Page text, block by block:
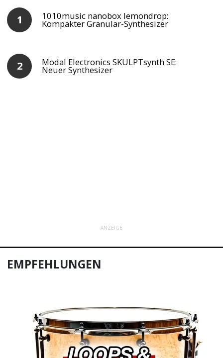
1010music nanobox lemondrop:
Kompakter Granular-Synthesizer
Modal Electronics SKULPTsynth SE:
Neuer Synthesizer
ANZEIGE
EMPFEHLUNGEN